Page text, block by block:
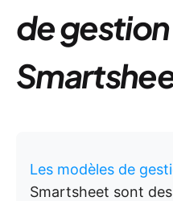
de
Les modèles de
Smartsheet sont